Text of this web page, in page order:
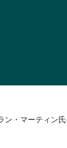
・マーティン氏